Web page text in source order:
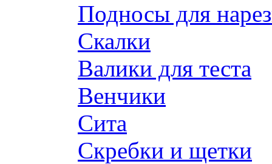
Подносы для
Скалки
Валики для теста
Венчики
Сита
Скребки и щетки